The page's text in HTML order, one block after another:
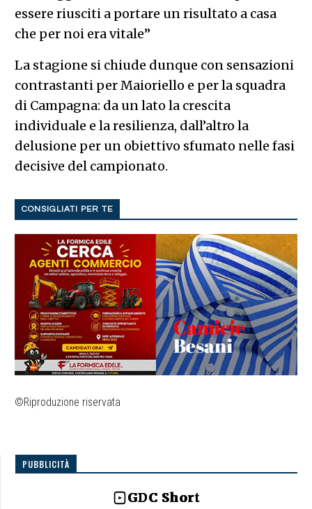
essere riusciti a portare un risultato a casa
che per noi era vitale”
La stagione si chiude dunque con sensazioni
contrastanti per Maioriello e per la squadra
di Campagna: da un lato la crescita
individuale e la resilienza, dall’altro la
delusione per un obiettivo sfumato nelle fasi
decisive del campionato.
CONSIGLIATI PER TE
©Riproduzione riservata
PUBBLICITÀ
GDC Short